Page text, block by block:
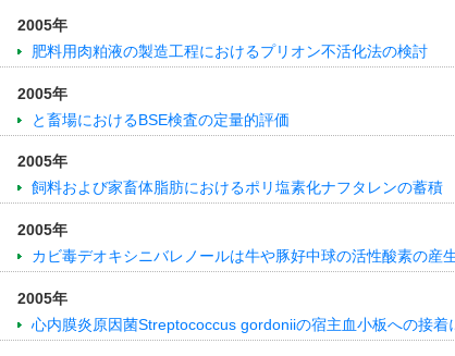
2005年
肥料用肉粕液の製造工程におけるプリオン不活化法の検討
2005年
と畜場におけるBSE検査の定量的評価
2005年
飼料および家畜体脂肪におけるポリ塩素化ナフタレンの蓄積
2005年
カビ毒デオキシニバレノールは牛や豚好中球の活性酸素の産
2005年
心内膜炎原因菌Streptococcus gordoniiの宿主血小板への接着